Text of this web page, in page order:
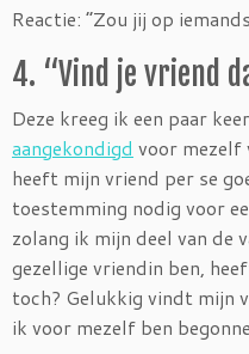
Reactie: “Zou jij op
4. “Vind je vriend
Deze kreeg ik een paar
aangekondigd voor mezelf
heeft mijn vriend per se
toestemming nodig voor
zolang ik mijn deel van de
gezellige vriendin ben,
toch? Gelukkig vindt mijn
ik voor mezelf ben